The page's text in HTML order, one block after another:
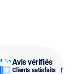
Avis vérifiés
Clients satisfaits